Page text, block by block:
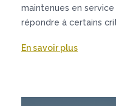
maintenues en
répondre à certains
En savoir plus